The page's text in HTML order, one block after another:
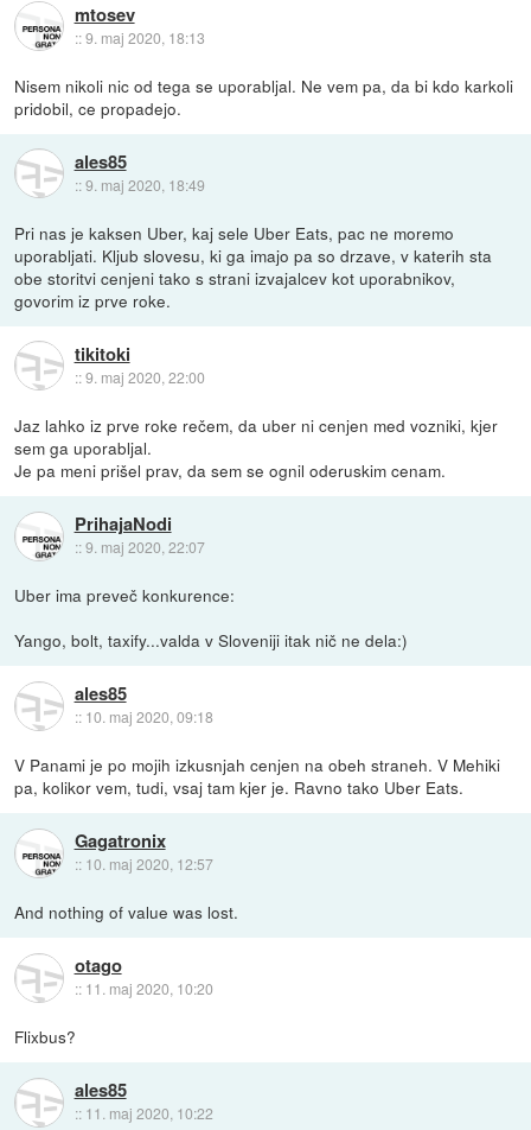
mtosev
::9. maj 2020, 18:13
Nisem nikoli nic od tega se uporabljal. Ne vem pa, da bi kdo karkoli
pridobil, ce propadejo.
ales85
::9. maj 2020, 18:49
Pri nas je kaksen Uber, kaj sele Uber Eats, pac ne moremo
uporabljati. Kljub slovesu, ki ga imajo pa so drzave, v katerih sta
obe storitvi cenjeni tako s strani izvajalcev kot uporabnikov,
govorim iz prve roke.
tikitoki
::9. maj 2020, 22:00
Jaz lahko iz prve roke rečem, da uber ni cenjen med vozniki, kjer
sem ga uporabljal.
Je pa meni prišel prav, da sem se ognil oderuskim cenam.
PrihajaNodi
::9. maj 2020, 22:07
Uber ima preveč konkurence:
Yango, bolt, taxify...valda v Sloveniji itak nič ne dela:)
ales85
:: 10. maj 2020, 09:18
V Panami je po mojih izkusnjah cenjen na obeh straneh. V Mehiki
pa, kolikor vem, tudi, vsaj tam kjer je. Ravno tako Uber Eats.
Gagatronix
:: 10. maj 2020, 12:57
And nothing of value was lost.
otago
:: 11. maj 2020, 10:20
Flixbus?
ales85
:: 11. maj 2020, 10:22